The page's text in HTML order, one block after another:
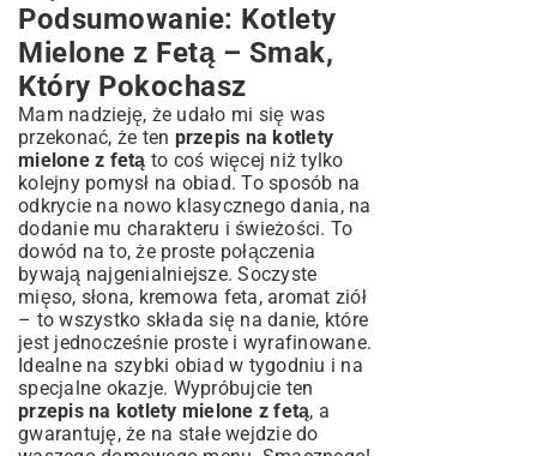
Podsumowanie: Kotlety
Mielone z Fetą – Smak,
Który Pokochasz
Mam nadzieję, że udało mi się was
przekonać, że ten przepis na kotlety
mielone z fetą to coś więcej niż tylko
kolejny pomysł na obiad. To sposób na
odkrycie na nowo klasycznego dania, na
dodanie mu charakteru i świeżości. To
dowód na to, że proste połączenia
bywają najgenialniejsze. Soczyste
mięso, słona, kremowa feta, aromat ziół
– to wszystko składa się na danie, które
jest jednocześnie proste i wyrafinowane.
Idealne na szybki obiad w tygodniu i na
specjalne okazje. Wypróbujcie ten
przepis na kotlety mielone z fetą, a
gwarantuję, że na stałe wejdzie do